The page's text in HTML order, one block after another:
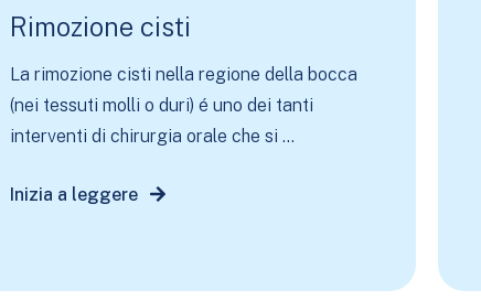
Rimozione cisti
La rimozione cisti nella regione della bocca
(nei tessuti molli o duri) é uno dei tanti
interventi di chirurgia orale che si ...
Inizia a leggere